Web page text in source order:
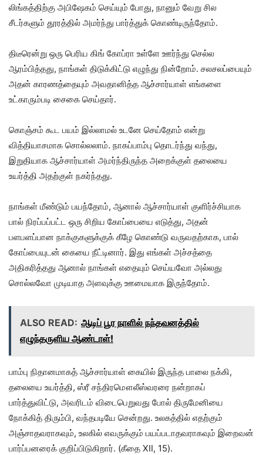
லிங்கத்திற்கு அபிஷேகம் செய்யும் போது, ​​நானும் வேறு சில
சீடர்களும் தூரத்தில் அமர்ந்து பார்த்துக் கொண்டிருந்தோம்.
திடீரென்று ஒரு பெரிய கிங் கோப்ரா உள்ளே ஊர்ந்து செல்ல
ஆரம்பித்தது, நாங்கள் திடுக்கிட்டு எழுந்து நின்றோம். சலசலப்பையும்
அதன் காரணத்தையும் அவதானித்த ஆச்சார்யாள் எங்களை
உட்காரும்படி சைகை செய்தார்.
கொஞ்சம் கூட பயம் இல்லாமல் உடனே செய்தோம் என்று
வித்தியாசமாக சொல்லலாம். நாகப்பாம்பு தொடர்ந்து வந்து,
இறுதியாக ஆச்சார்யாள் அமர்ந்திருந்த அறைக்குள் தலையை
உயர்த்தி அதற்குள் நகர்ந்தது.
நாங்கள் மீண்டும் பயந்தோம், ஆனால் ஆச்சார்யாள் குளிர்ச்சியாக
பால் நிரப்பப்பட்ட ஒரு சிறிய கோப்பையை எடுத்து, அதன்
பளபளப்பான நாக்குகளுக்குக் கீழே கொண்டு வருவதற்காக, பால்
கோப்பையுடன் கையை நீட்டினார். இது எங்கள் அச்சத்தை
அதிகரித்தது ஆனால் நாங்கள் எதையும் செய்யவோ அல்லது
சொல்லவோ முடியாத அளவுக்கு ஊமையாக இருந்தோம்.
ALSO READ: ஆடிப் பூர நாளில் நந்தவனத்தில்
எழுந்தருளிய ஆண்டாள்!
பாம்பு நிதானமாகத் ஆச்சார்யாள் கையில் இருந்த பாலை நக்கி,
தலையை உயர்த்தி, ஸ்ரீ சந்திரமௌலீஸ்வரரை நன்றாகப்
பார்த்துவிட்டு, அவரிடம் விடைபெறுவது போல் திருமேனியை
நோக்கித் திரும்பி, வந்தபடியே சென்றது. உலகத்தில் எதற்கும்
அஞ்சாதவராகவும், உலகில் எவருக்கும் பயப்படாதவராகவும் இறைவன்
பார்ப்பனரைக் குறிப்பிடுகிறார். (கீதை XII, 15).